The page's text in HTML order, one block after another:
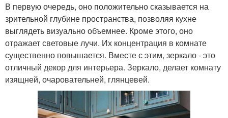
В первую очередь, оно положительно сказывается на
зрительной глубине пространства, позволяя кухне
выглядеть визуально объемнее. Кроме этого, оно
отражает световые лучи. Их концентрация в комнате
существенно повышается. Вместе с этим, зеркало - это
отличный декор для интерьера. Зеркало, делает комнату
изящней, очаровательней, глянцевей.